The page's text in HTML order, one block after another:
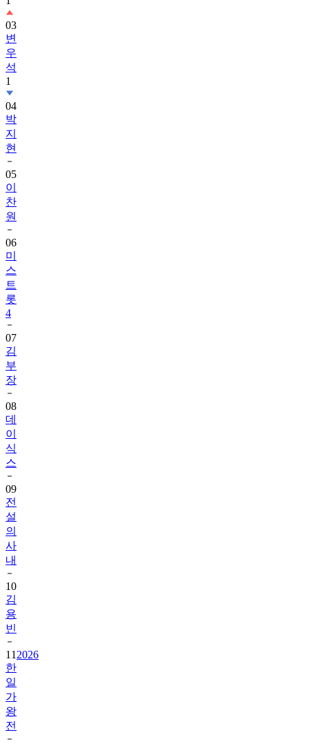
03
변
우
석
1
04
박
지
현
05
이
찬
원
06
미
스
트
롯
4
07
김
부
장
08
데
이
식
스
09
전
설
의
사
내
10
김
용
빈
11 2026
한
일
가
왕
전